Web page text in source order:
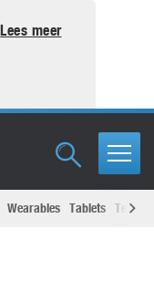
Lees meer
Wearables Tablets